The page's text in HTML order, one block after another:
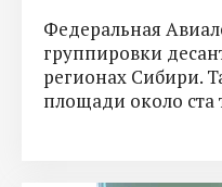
Федеральная
группировки
регионах Сибири.
площади около ста